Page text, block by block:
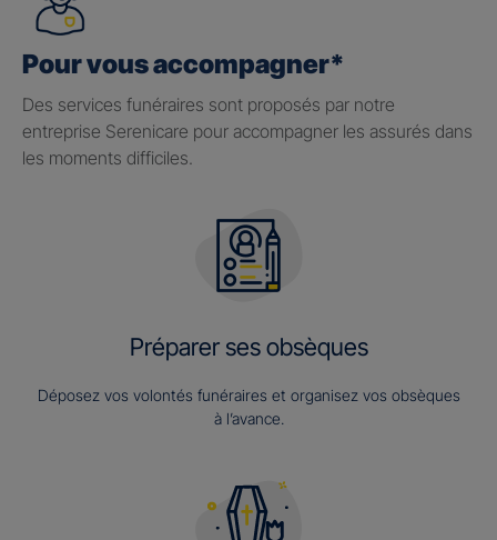
Pour vous accompagner*
Des services funéraires sont proposés par notre
entreprise Serenicare pour accompagner les assurés dans
les moments difficiles.
Préparer ses obsèques
Déposez vos volontés funéraires et organisez vos obsèques
à l’avance.